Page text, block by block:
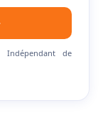
Indépendant de